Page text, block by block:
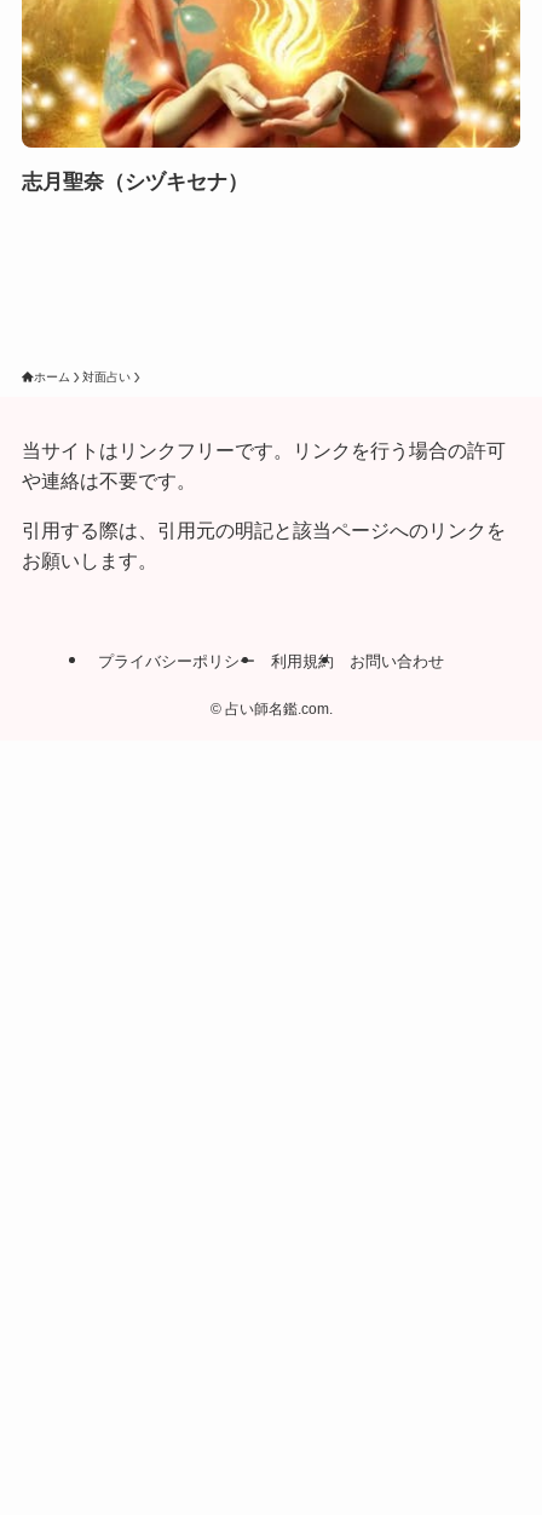
志月聖奈（シヅキセナ）
ホーム 対面占い
当サイトはリンクフリーです。リンクを行う場合の許可
や連絡は不要です。
引用する際は、引用元の明記と該当ページへのリンクを
お願いします。
プライバシーポリシー 利用規約 お問い合わせ
©占い師名鑑.com.